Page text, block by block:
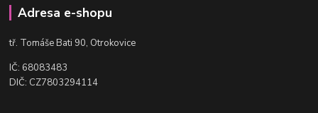
Adresa e-shopu
tř. Tomáše Bati 90, Otrokovice
IČ: 68083483
DIČ: CZ7803294114